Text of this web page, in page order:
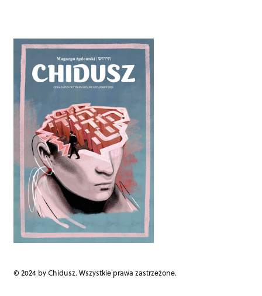
© 2024 by Chidusz. Wszystkie prawa zastrzeżone.